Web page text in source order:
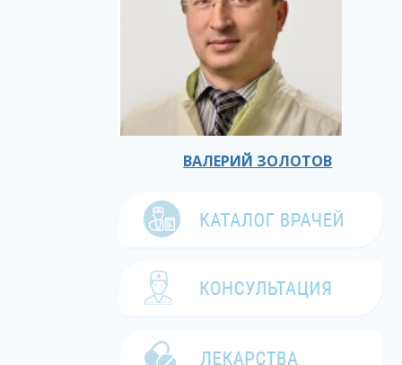
ВАЛЕРИЙ ЗОЛОТОВ